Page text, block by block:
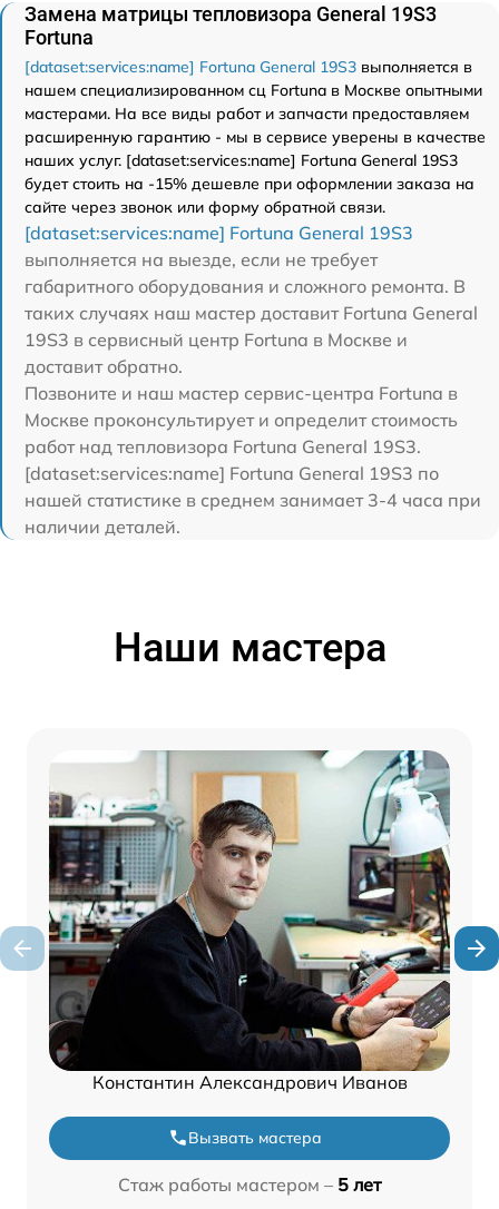
Замена матрицы тепловизора General 19S3
Fortuna
[dataset:services:name] Fortuna General 19S3 выполняется в
нашем специализированном сц Fortuna в Москве опытными
мастерами. На все виды работ и запчасти предоставляем
расширенную гарантию - мы в сервисе уверены в качестве
наших услуг. [dataset:services:name] Fortuna General 19S3
будет стоить на -15% дешевле при оформлении заказа на
сайте через звонок или форму обратной связи.
[dataset:services:name] Fortuna General 19S3
выполняется на выезде, если не требует
габаритного оборудования и сложного ремонта. В
таких случаях наш мастер доставит Fortuna General
19S3 в сервисный центр Fortuna в Москве и
доставит обратно.
Позвоните и наш мастер сервис-центра Fortuna в
Москве проконсультирует и определит стоимость
работ над тепловизора Fortuna General 19S3.
[dataset:services:name] Fortuna General 19S3 по
нашей статистике в среднем занимает 3-4 часа при
наличии деталей.
Наши мастера
Константин Александрович Иванов
Вызвать мастера
Стаж работы мастером – 5 лет